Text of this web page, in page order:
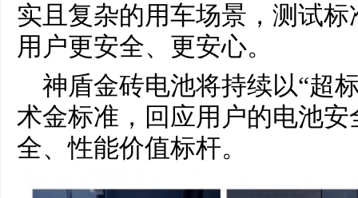
实且复杂的用车场景，测试标
用户更安全、更安心。
神盾金砖电池将持续以“超
术金标准，回应用户的电池
全、性能价值标杆。